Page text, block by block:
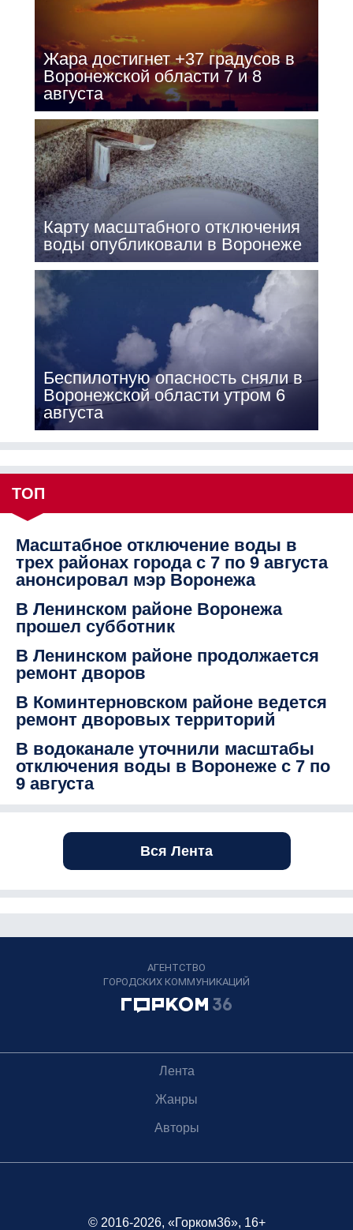
Жара достигнет +37 градусов в
Воронежской области 7 и 8
августа
Карту масштабного отключения
воды опубликовали в Воронеже
Беспилотную опасность сняли в
Воронежской области утром 6
августа
ТОП
Масштабное отключение воды в
трех районах города с 7 по 9 августа
анонсировал мэр Воронежа
В Ленинском районе Воронежа
прошел субботник
В Ленинском районе продолжается
ремонт дворов
В Коминтерновском районе ведется
ремонт дворовых территорий
В водоканале уточнили масштабы
отключения воды в Воронеже с 7 по
9 августа
Вся Лента
АГЕНТСТВО
ГОРОДСКИХ КОММУНИКАЦИЙ
Лента
Жанры
Авторы
© 2016-2026, «Горком36», 16+